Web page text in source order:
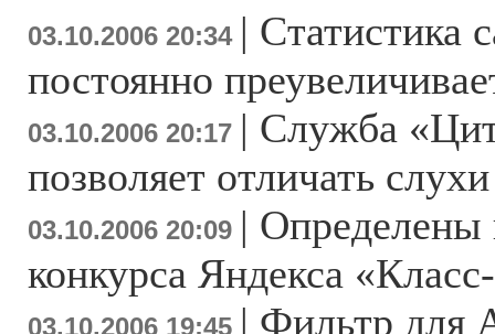
03.10.2006 20:34 | Статистика
постоянно
03.10.2006 20:17 | Служба
позволяет отличать
03.10.2006 20:09 | Определены
конкурса Яндекса
03.10.2006 19:45 | Фильтр для